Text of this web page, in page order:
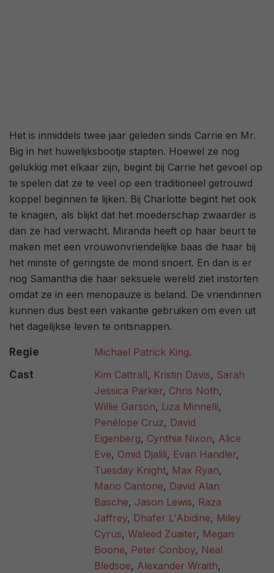
Het is inmiddels twee jaar geleden sinds Carrie en Mr.
Big in het huwelijksbootje stapten. Hoewel ze nog
gelukkig met elkaar zijn, begint bij Carrie het gevoel op
te spelen dat ze te veel op een traditioneel getrouwd
koppel beginnen te lijken. Bij Charlotte begint het ook
te knagen, als blijkt dat het moederschap zwaarder is
dan ze had verwacht. Miranda heeft op haar beurt te
maken met een vrouwonvriendelijke baas die haar bij
het minste of geringste de mond snoert. En dan is er
nog Samantha die haar seksuele wereld ziet instorten
omdat ze in een menopauze is beland. De vriendinnen
kunnen dus best een vakantie gebruiken om even uit
het dagelijkse leven te ontsnappen.
Regie Michael Patrick King.
Cast
Kim Cattrall, Kristin Davis, Sarah
Jessica Parker, Chris Noth,
Willie Garson, Liza Minnelli,
Penélope Cruz, David
Eigenberg, Cynthia Nixon, Alice
Eve, Omid Djalili, Evan Handler,
Tuesday Knight, Max Ryan,
Mario Cantone, David Alan
Basche, Jason Lewis, Raza
Jaffrey, Dhafer L'Abidine, Miley
Cyrus,Waleed Zuaiter, Megan
Boone, Peter Conboy, Neal
Bledsoe, Alexander Wraith,